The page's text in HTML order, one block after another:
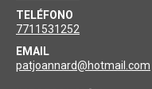
TELÉFONO
7711531252
EMAIL
patjoannard@hotmail.com